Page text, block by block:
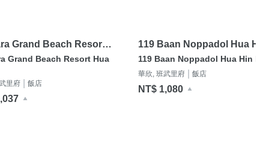
Grand Beach Resort
Hua Hin
Grand Beach Resort Hua
里府 飯店
119 Baan Noppadol Hua Hin
Loft
119 Baan Noppadol Hua Hin
華欣, 班武里府 飯店
NT$ 1,080